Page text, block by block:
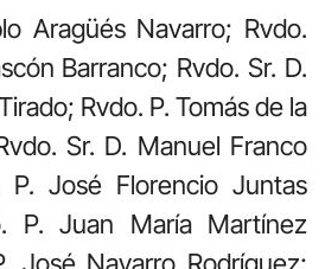
Aragüés Navarro; Rvdo.
Barranco; Rvdo. Sr. D.
Rvdo. P. Tomás de la
Sr. D. Manuel Franco
P. José Florencio Juntas
P. Juan María Martínez